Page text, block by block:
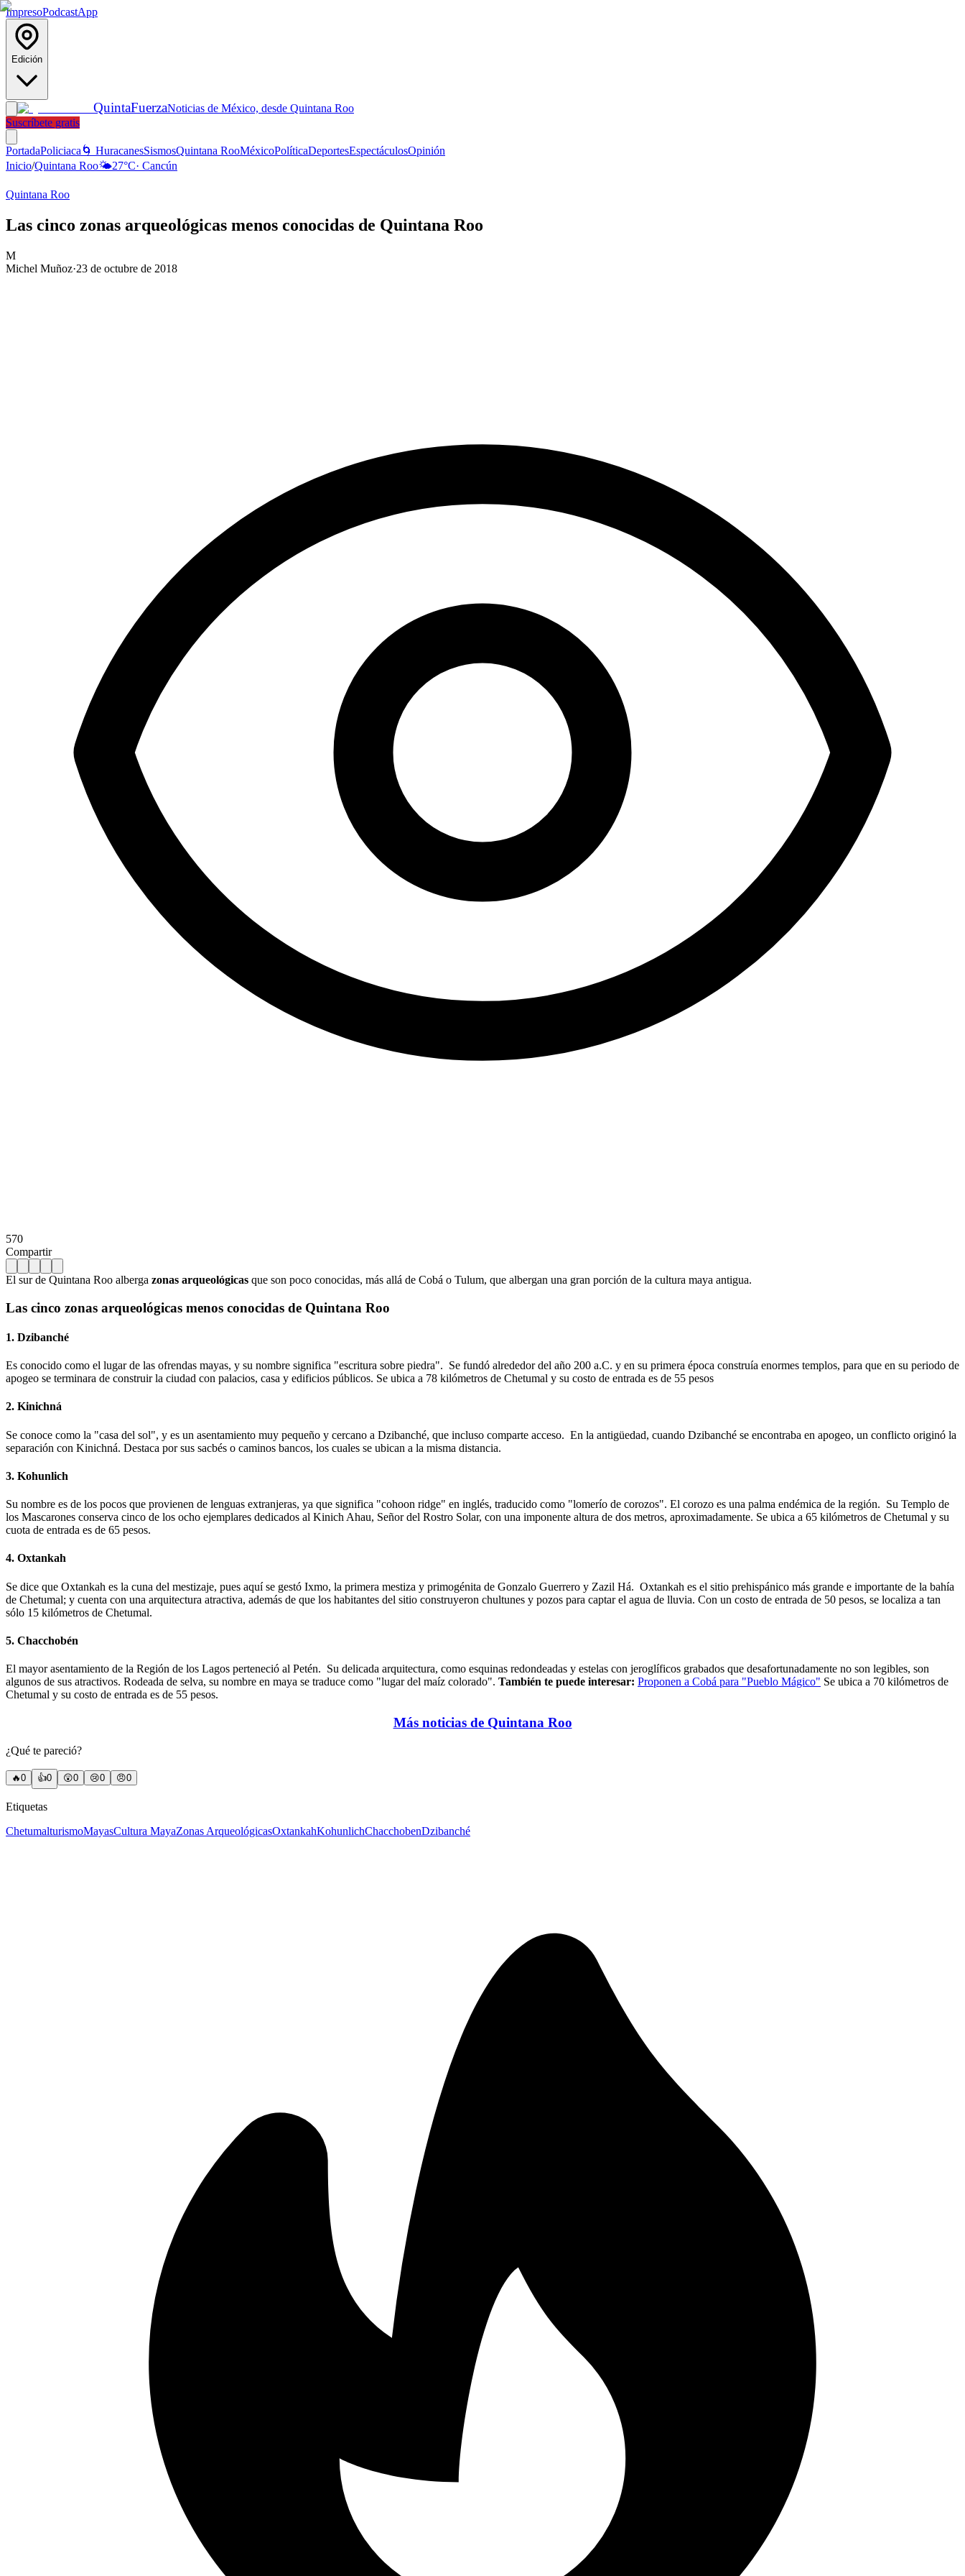
ImpresoPodcastApp
Edición
QuintaFuerzaNoticias de México, desde Quintana Roo
Suscríbete gratis
PortadaPoliciaca 🌀 HuracanesSismosQuintana RooMéxicoPolíticaDeportesEspectáculosOpinión
Inicio/Quintana Roo🌤️27°C· Cancún
Quintana Roo
Las cinco zonas arqueológicas menos conocidas de Quintana Roo
M
Michel Muñoz·23 de octubre de 2018
570
Compartir
El sur de Quintana Roo alberga zonas arqueológicas que son poco conocidas, más allá de Cobá o Tulum, que albergan una gran porción de la cultura maya antigua.
Las cinco zonas arqueológicas menos conocidas de Quintana Roo
1. Dzibanché
Es conocido como el lugar de las ofrendas mayas, y su nombre significa "escritura sobre piedra". Se fundó alrededor del año 200 a.C. y en su primera época construía enormes templos, para que en su periodo de
apogeo se terminara de construir la ciudad con palacios, casa y edificios públicos. Se ubica a 78 kilómetros de Chetumal y su costo de entrada es de 55 pesos
2. Kinichná
Se conoce como la "casa del sol", y es un asentamiento muy pequeño y cercano a Dzibanché, que incluso comparte acceso. En la antigüedad, cuando Dzibanché se encontraba en apogeo, un conflicto originó la
separación con Kinichná. Destaca por sus sacbés o caminos bancos, los cuales se ubican a la misma distancia.
3. Kohunlich
Su nombre es de los pocos que provienen de lenguas extranjeras, ya que significa "cohoon ridge" en inglés, traducido como "lomerío de corozos". El corozo es una palma endémica de la región. Su Templo de
los Mascarones conserva cinco de los ocho ejemplares dedicados al Kinich Ahau, Señor del Rostro Solar, con una imponente altura de dos metros, aproximadamente. Se ubica a 65 kilómetros de Chetumal y su
cuota de entrada es de 65 pesos.
4. Oxtankah
Se dice que Oxtankah es la cuna del mestizaje, pues aquí se gestó Ixmo, la primera mestiza y primogénita de Gonzalo Guerrero y Zazil Há. Oxtankah es el sitio prehispánico más grande e importante de la bahía
de Chetumal; y cuenta con una arquitectura atractiva, además de que los habitantes del sitio construyeron chultunes y pozos para captar el agua de lluvia. Con un costo de entrada de 50 pesos, se localiza a tan
sólo 15 kilómetros de Chetumal.
5. Chacchobén
El mayor asentamiento de la Región de los Lagos perteneció al Petén. Su delicada arquitectura, como esquinas redondeadas y estelas con jeroglíficos grabados que desafortunadamente no son legibles, son
algunos de sus atractivos. Rodeada de selva, su nombre en maya se traduce como "lugar del maíz colorado". También te puede interesar: Proponen a Cobá para "Pueblo Mágico" Se ubica a 70 kilómetros de
Chetumal y su costo de entrada es de 55 pesos.
Más noticias de Quintana Roo
¿Qué te pareció?
🔥0 👍0 😲0 😢0 😠0
Etiquetas
ChetumalturismoMayasCultura MayaZonas ArqueológicasOxtankahKohunlichChacchobenDzibanché